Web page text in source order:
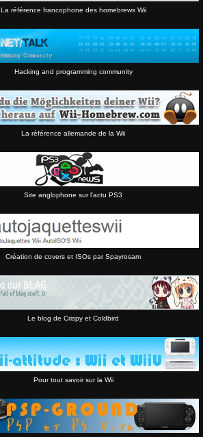
La référence francophone des homebrews Wii
Hacking and programming community
La référence allemande de la Wii
Site anglophone sur l'actu PS3
Création de covers et ISOs par Spayrosam
Le blog de Crispy et Coldbird
Pour tout savoir sur la Wii